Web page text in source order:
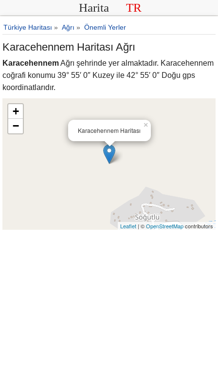
Harita TR
Türkiye Haritası » Ağrı » Önemli Yerler
Karacehennem Haritası Ağrı
KaracehennemAğrı şehrinde yer almaktadır. Karacehennem
coğrafi konumu 39° 55′ 0″ Kuzey ile 42° 55′ 0″ Doğu gps
koordinatlarıdır.
Karacehennem Haritası
×
+
−
Leaflet | ©OpenStreetMapcontributors